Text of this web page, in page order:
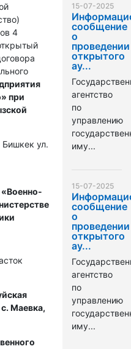
4
при
Бишкек ул.
«Военно-
Маевка,
15-07-2025
сообщение
о
проведении
открытого
ау...
агентство
по
управлению
иму...
15-07-2025
сообщение
о
проведении
открытого
ау...
агентство
по
управлению
иму...